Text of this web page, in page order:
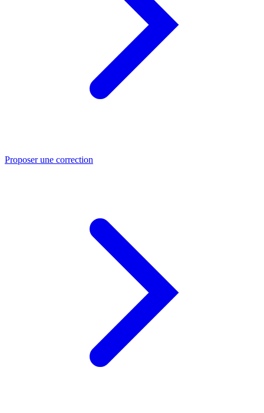
Proposer une correction